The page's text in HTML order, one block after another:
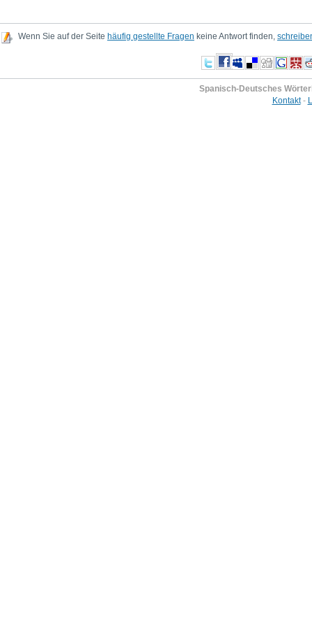
Wenn Sie auf der Seite häufig gestellte Fragen keine Antwort finden,
Spanisch-Deutsches
Kontakt-